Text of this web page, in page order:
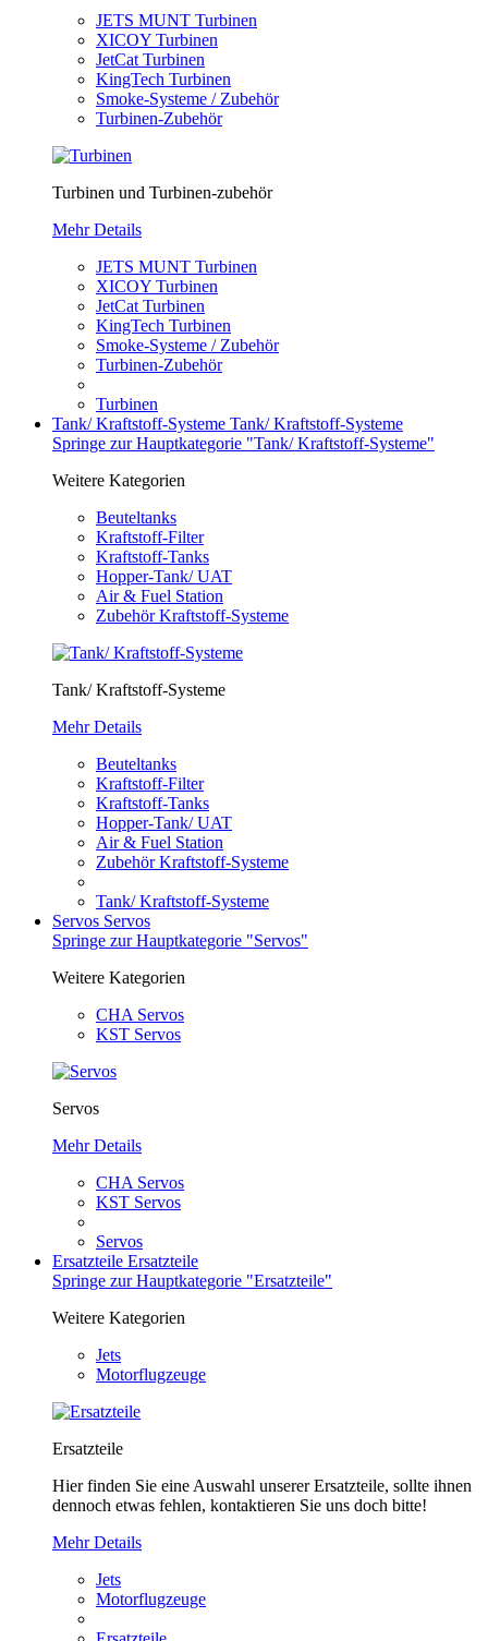
JETS MUNT Turbinen
XICOY Turbinen
JetCat Turbinen
KingTech Turbinen
Smoke-Systeme / Zubehör
Turbinen-Zubehör
Turbinen und Turbinen-zubehör
Mehr Details
JETS MUNT Turbinen
XICOY Turbinen
JetCat Turbinen
KingTech Turbinen
Smoke-Systeme / Zubehör
Turbinen-Zubehör
Turbinen
Tank/ Kraftstoff-Systeme Tank/ Kraftstoff-Systeme
Springe zur Hauptkategorie "Tank/ Kraftstoff-Systeme"
Weitere Kategorien
Beuteltanks
Kraftstoff-Filter
Kraftstoff-Tanks
Hopper-Tank/ UAT
Air & Fuel Station
Zubehör Kraftstoff-Systeme
Tank/ Kraftstoff-Systeme
Mehr Details
Beuteltanks
Kraftstoff-Filter
Kraftstoff-Tanks
Hopper-Tank/ UAT
Air & Fuel Station
Zubehör Kraftstoff-Systeme
Tank/ Kraftstoff-Systeme
Servos Servos
Springe zur Hauptkategorie "Servos"
Weitere Kategorien
CHA Servos
KST Servos
Servos
Mehr Details
CHA Servos
KST Servos
Servos
Ersatzteile Ersatzteile
Springe zur Hauptkategorie "Ersatzteile"
Weitere Kategorien
Jets
Motorflugzeuge
Ersatzteile
Hier finden Sie eine Auswahl unserer Ersatzteile, sollte ihnen
dennoch etwas fehlen, kontaktieren Sie uns doch bitte!
Mehr Details
Jets
Motorflugzeuge